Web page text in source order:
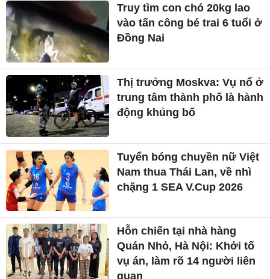
Truy tìm con chó 20kg lao
vào tấn công bé trai 6 tuổi ở
Đồng Nai
Thị trưởng Moskva: Vụ nổ ở
trung tâm thành phố là hành
động khủng bố
Tuyển bóng chuyền nữ Việt
Nam thua Thái Lan, về nhì
chặng 1 SEA V.Cup 2026
Hỗn chiến tại nhà hàng
Quán Nhỏ, Hà Nội: Khởi tố
vụ án, làm rõ 14 người liên
quan